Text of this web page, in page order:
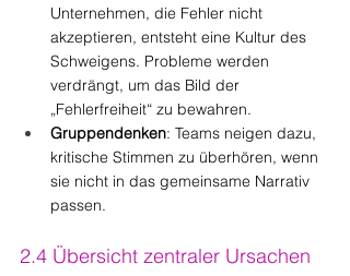
Unternehmen, die Fehler nicht
akzeptieren, entsteht eine Kultur des
Schweigens. Probleme werden
verdrängt, um das Bild der
„Fehlerfreiheit“ zu bewahren.
Gruppendenken: Teams neigen dazu,
kritische Stimmen zu überhören, wenn
sie nicht in das gemeinsame Narrativ
passen.
2.4 Übersicht zentraler Ursachen